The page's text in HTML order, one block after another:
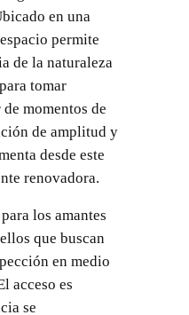
en una
permite
de la naturaleza
tomar
momentos de
de amplitud y
desde este
renovadora.
los amantes
que buscan
en medio
acceso es
se